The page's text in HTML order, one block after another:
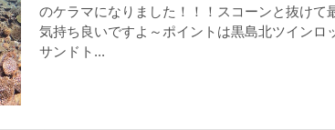
のケラマになりました！！！スコーンと抜けて
気持ち良いですよ～ポイントは黒島北ツインロ
サンドト...
が実施できるよう努めます。しかし、万が一海に
。そのため、多少の波やうねりがある中でスノー